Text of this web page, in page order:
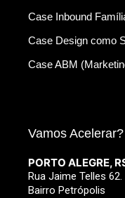
Case Inbound
Case Design como
Case ABM
Vamos Acelerar?
PORTO ALEGRE,
Rua Jaime Telles 62.
Bairro Petrópolis